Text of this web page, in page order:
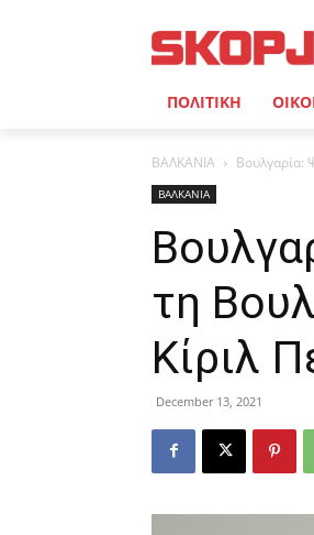
ΠΟΛΙΤΙΚΗ
ΒΑΛΚΑΝΙΑ Βουλγαρία:
ΒΑΛΚΑΝΙΑ
τη
Κίριλ
December 13, 2021